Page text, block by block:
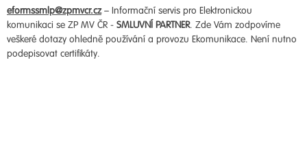
eformssmlp@zpmvcr.cz– Informační servis pro Elektronickou
komunikaci se ZP MV ČR - SMLUVNÍ PARTNER. Zde Vám zodpovíme
veškeré dotazy ohledně používání a provozu Ekomunikace. Není nutno
podepisovat certifikáty.